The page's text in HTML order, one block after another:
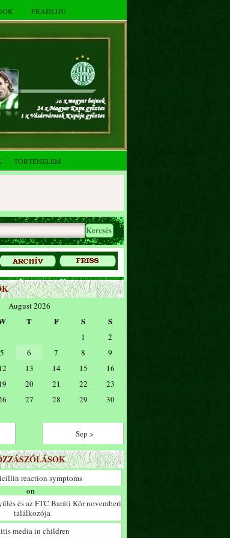
FRADI.HU
TÖRTÉNELEM
August 2026
T F S S
1
2
5 6 7 8
9
13 14 15
16
20 21 22
23
27 28 29
30
Sep >
reaction symptoms
on
és az FTC Baráti Kör novemberi
találkozója
media in children